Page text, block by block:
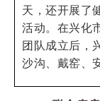
天，还开展了
活动。 在兴化
团队成立后，
沙沟、戴窑、